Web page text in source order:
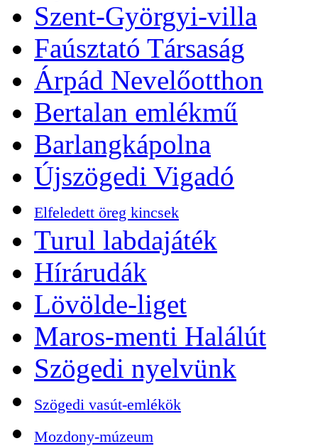
Szent-Györgyi-villa
Faúsztató Társaság
Árpád Nevelőotthon
Bertalan emlékmű
Barlangkápolna
Újszögedi Vigadó
Elfeledett öreg kincsek
Turul labdajáték
Hírárudák
Lövölde-liget
Maros-menti Halálút
Szögedi nyelvünk
Szögedi vasút-emlékök
Mozdony-múzeum